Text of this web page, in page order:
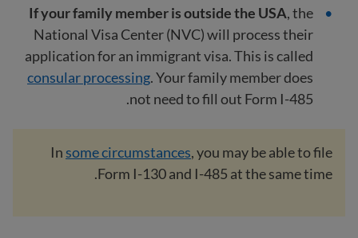
If your family member is outside the USA, the
National Visa Center (NVC) will process their
application for an immigrant visa. This is called
consular processing. Your family member does
not need to fill out Form I-485.
Insome circumstances, you may be able to file
Form I-130 and I-485 at the same time.